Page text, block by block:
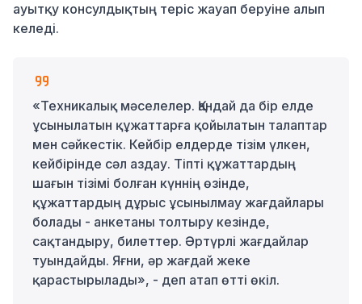
ауытқу консулдықтың теріс жауап беруіне алып
келеді.
«Техникалық мәселелер. Қандай да бір елде
ұсынылатын құжаттарға қойылатын талаптар
мен сәйкестік. Кейбір елдерде тізім үлкен,
кейбірінде сәл аздау. Тіпті құжаттардың
шағын тізімі болған күннің өзінде,
құжаттардың дұрыс ұсынылмау жағдайлары
болады - анкетаны толтыру кезінде,
сақтандыру, билеттер. Әртүрлі жағдайлар
туындайды. Яғни, әр жағдай жеке
қарастырылады», - деп атап өтті өкіл.